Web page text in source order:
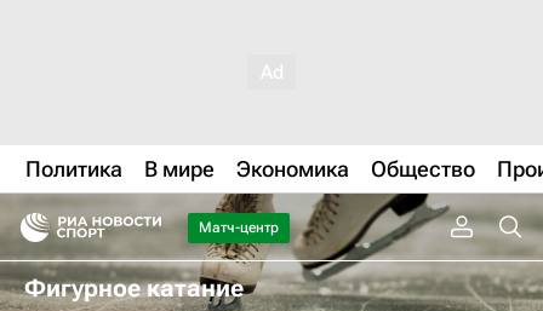
Политика В мире Экономика Общество
Матч-центр
Фигурное катание